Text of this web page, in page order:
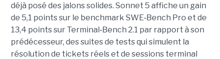
déjà posé des jalons solides. Sonnet 5 affiche un gain
de 5,1 points sur le benchmark SWE‑Bench Pro et de
13,4 points sur Terminal‑Bench 2.1 par rapport à son
prédécesseur, des suites de tests qui simulent la
résolution de tickets réels et de sessions terminal